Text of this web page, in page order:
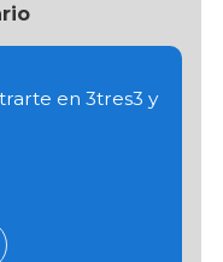
en 3tres3 y